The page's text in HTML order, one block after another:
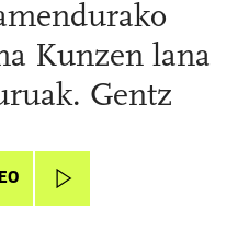
Kunzen lana
Gentz